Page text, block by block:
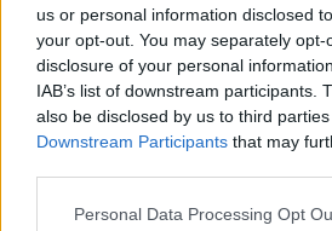
us or personal information disclosed
your opt-out. You may separately
disclosure of your personal
IAB’s list of downstream participants.
also be disclosed by us to third
Downstream Participants that may
Personal Data Processing Opt